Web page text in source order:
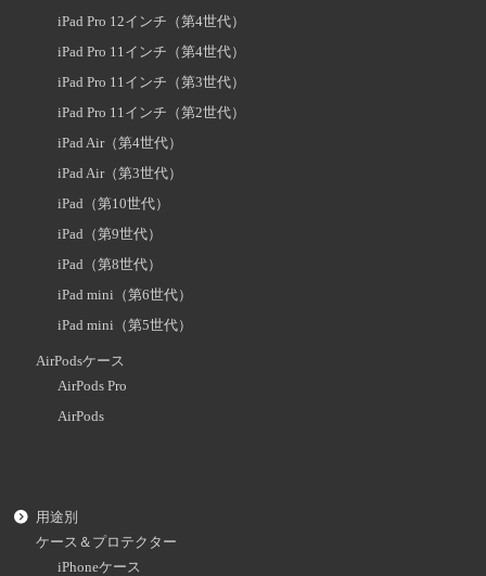
iPad Pro 12インチ（第4世代）
iPad Pro 11インチ（第4世代）
iPad Pro 11インチ（第3世代）
iPad Pro 11インチ（第2世代）
iPad Air（第4世代）
iPad Air（第3世代）
iPad（第10世代）
iPad（第9世代）
iPad（第8世代）
iPad mini（第6世代）
iPad mini（第5世代）
AirPodsケース
AirPods Pro
AirPods
用途別
ケース＆プロテクター
iPhoneケース